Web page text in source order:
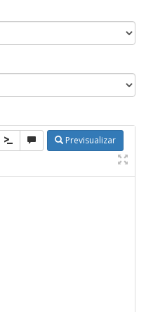
Previsualizar